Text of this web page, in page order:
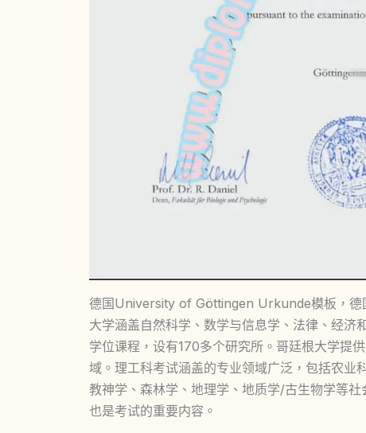
德国University of Göttingen Urkunde模板，德
大学涵盖自然科学、数学与信息学、法律、经
学位课程，设有170多个研究所。哥廷根大学提
域。理工科考试涵盖的专业领域广泛，包括农业
教神学、森林学、地理学、地质学/古生物学等
也是考试的重要内容。